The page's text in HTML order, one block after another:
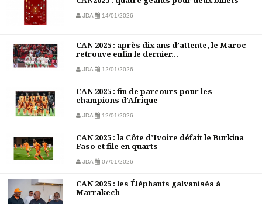
JDA 14/01/2026
CAN 2025 : après dix ans d’attente, le Maroc
retrouve enfin le dernier...
JDA 12/01/2026
CAN 2025 : fin de parcours pour les
champions d’Afrique
JDA 12/01/2026
CAN 2025 : la Côte d’Ivoire défait le Burkina
Faso et file en quarts
JDA 07/01/2026
CAN 2025 : les Éléphants galvanisés à
Marrakech